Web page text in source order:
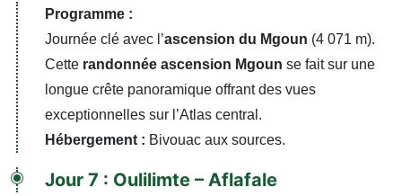
Programme :
Journée clé avec l’ascension du Mgoun (4 071 m).
Cette randonnée ascension Mgoun se fait sur une
longue crête panoramique offrant des vues
exceptionnelles sur l’Atlas central.
Hébergement : Bivouac aux sources.
Jour 7 : Oulilimte – Aflafale